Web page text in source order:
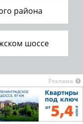
района
шоссе
Реклама